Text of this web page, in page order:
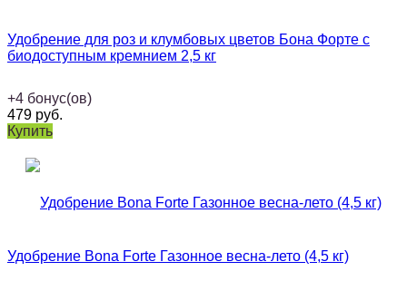
Удобрение для роз и клумбовых цветов Бона Форте с
биодоступным кремнием 2,5 кг
+4 бонус(ов)
479 руб.
Купить
Удобрение Bona Forte Газонное весна-лето (4,5 кг)